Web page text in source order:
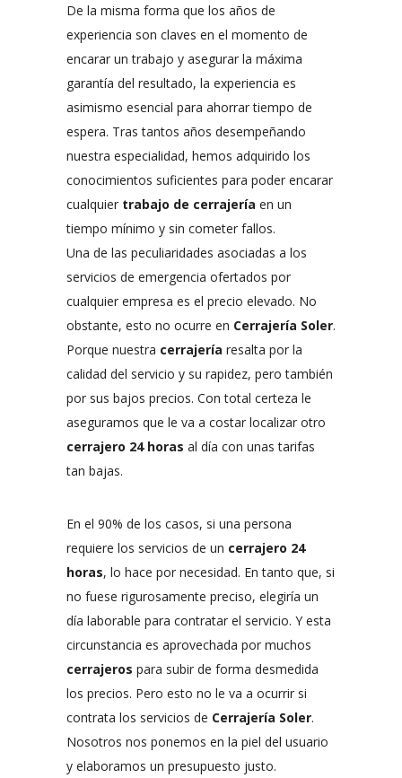
De la misma forma que los años de
experiencia son claves en el momento de
encarar un trabajo y asegurar la máxima
garantía del resultado, la experiencia es
asimismo esencial para ahorrar tiempo de
espera. Tras tantos años desempeñando
nuestra especialidad, hemos adquirido los
conocimientos suficientes para poder encarar
cualquier trabajo de cerrajería en un
tiempo mínimo y sin cometer fallos.
Una de las peculiaridades asociadas a los
servicios de emergencia ofertados por
cualquier empresa es el precio elevado. No
obstante, esto no ocurre en Cerrajería Soler.
Porque nuestra cerrajería resalta por la
calidad del servicio y su rapidez, pero también
por sus bajos precios. Con total certeza le
aseguramos que le va a costar localizar otro
cerrajero 24 horas al día con unas tarifas
tan bajas.
En el 90% de los casos, si una persona
requiere los servicios de un cerrajero 24
horas, lo hace por necesidad. En tanto que, si
no fuese rigurosamente preciso, elegiría un
día laborable para contratar el servicio. Y esta
circunstancia es aprovechada por muchos
cerrajeros para subir de forma desmedida
los precios. Pero esto no le va a ocurrir si
contrata los servicios de Cerrajería Soler.
Nosotros nos ponemos en la piel del usuario
y elaboramos un presupuesto justo.